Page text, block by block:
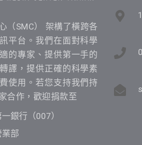
（SMC） 架構了橫跨各
平台。我們在面對科學
的專家、提供第一手的
譯，提供正確的科學素
使用。若您支持我們持
合作，歡迎捐款至
銀行（007）
部